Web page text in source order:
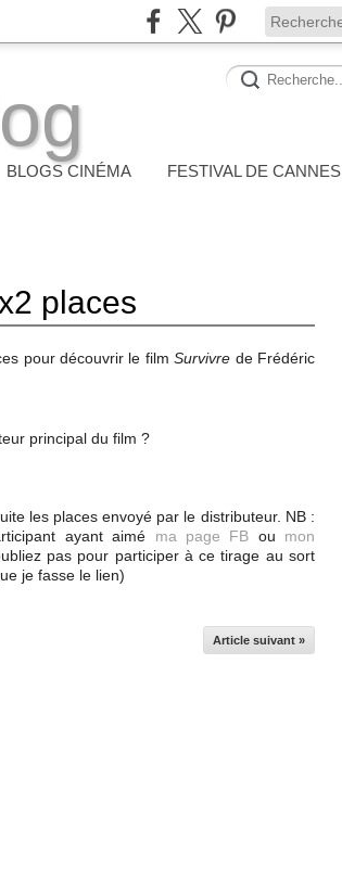
BLOGS CINÉMA FESTIVAL DE CANNES
places
pour découvrir le filmSurvivre de Frédéric
principal du film ?
les places envoyé par le distributeur. NB :
ayant aimé ma page FB ou
mon
pas pour participer à ce tirage au sort
je fasse le lien)
Article suivant »